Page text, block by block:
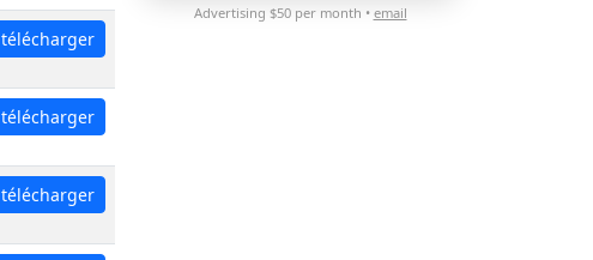
télécharger
télécharger
télécharger
Advertising $50 per month • email